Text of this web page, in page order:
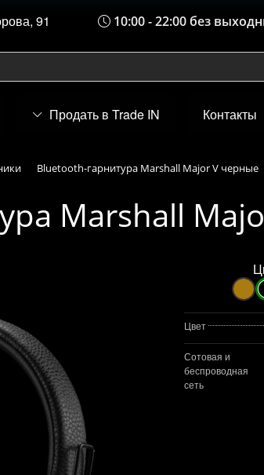
91 10:00 - 22:00 без
Продать в Trade IN Контакты
Bluetooth-гарнитура Marshall Major V черные
Marshall
Цвет
Сотовая и
беспроводная
сеть